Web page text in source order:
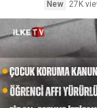
New
27K